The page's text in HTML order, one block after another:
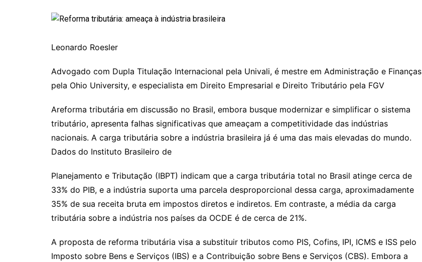
Leonardo Roesler
Advogado com Dupla Titulação Internacional pela Univali, é mestre em Administração e Finanças
pela Ohio University, e especialista em Direito Empresarial e Direito Tributário pela FGV
Areforma tributária em discussão no Brasil, embora busque modernizar e simplificar o sistema
tributário, apresenta falhas significativas que ameaçam a competitividade das indústrias
nacionais. A carga tributária sobre a indústria brasileira já é uma das mais elevadas do mundo.
Dados do Instituto Brasileiro de
Planejamento e Tributação (IBPT) indicam que a carga tributária total no Brasil atinge cerca de
33% do PIB, e a indústria suporta uma parcela desproporcional dessa carga, aproximadamente
35% de sua receita bruta em impostos diretos e indiretos. Em contraste, a média da carga
tributária sobre a indústria nos países da OCDE é de cerca de 21%.
A proposta de reforma tributária visa a substituir tributos como PIS, Cofins, IPI, ICMS e ISS pelo
Imposto sobre Bens e Serviços (IBS) e a Contribuição sobre Bens e Serviços (CBS). Embora a